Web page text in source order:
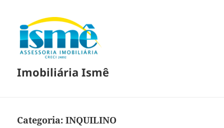
Imobiliária Ismê
Categoria:INQUILINO